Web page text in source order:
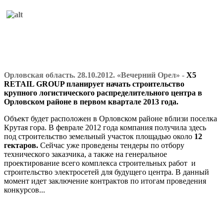
Орловская область. 28.10.2012. «Вечерний Орел» - X5
RETAIL GROUP планирует начать строительство
крупного логистического распределительного центра в
Орловском районе в первом квартале 2013 года.
Объект будет расположен в Орловском районе вблизи поселка
Крутая гора. В феврале 2012 года компания получила здесь
под строительство земельный участок площадью около 12
гектаров. Сейчас уже проведены тендеры по отбору
технического заказчика, а также на генеральное
проектирование всего комплекса строительных работ и
строительство электросетей для будущего центра. В данный
момент идет заключение контрактов по итогам проведения
конкурсов...